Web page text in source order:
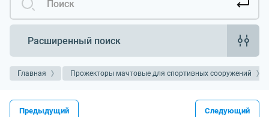
Расширенный поиск
Главная Прожекторы мачтовые для спортивных сооружений
Предыдущий Следующий